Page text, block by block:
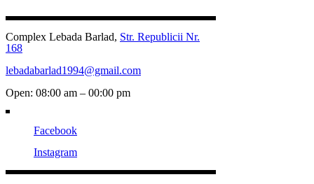
Complex Lebada Barlad, Str. Republicii Nr.
168
lebadabarlad1994@gmail.com
Open: 08:00 am – 00:00 pm
Facebook
Instagram